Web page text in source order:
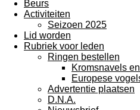
Beurs
Activiteiten
Seizoen 2025
Lid worden
Rubriek voor leden
Ringen bestellen
Kromsnavels
Europese
Advertentie plaatsen
D.N.A.